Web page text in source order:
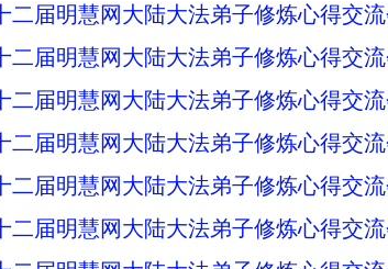
二届明慧网大陆大法弟子修炼心得交流
二届明慧网大陆大法弟子修炼心得交流
二届明慧网大陆大法弟子修炼心得交流
二届明慧网大陆大法弟子修炼心得交流
二届明慧网大陆大法弟子修炼心得交流
二届明慧网大陆大法弟子修炼心得交流